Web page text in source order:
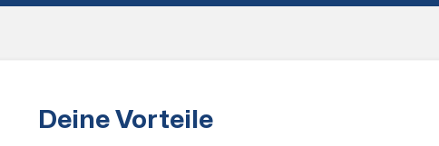
Deine Vorteile